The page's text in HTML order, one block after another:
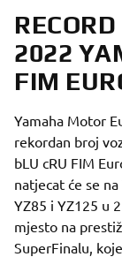
2022
FIM
Yamaha Motor
rekordan broj
bLU cRU FIM
natjecat će se
YZ85 i YZ125 u
mjesto na
SuperFinalu,